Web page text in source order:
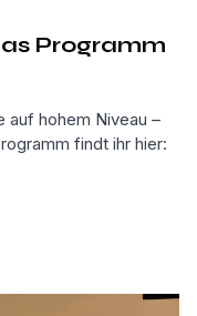
Programm
auf hohem Niveau –
findt ihr hier: